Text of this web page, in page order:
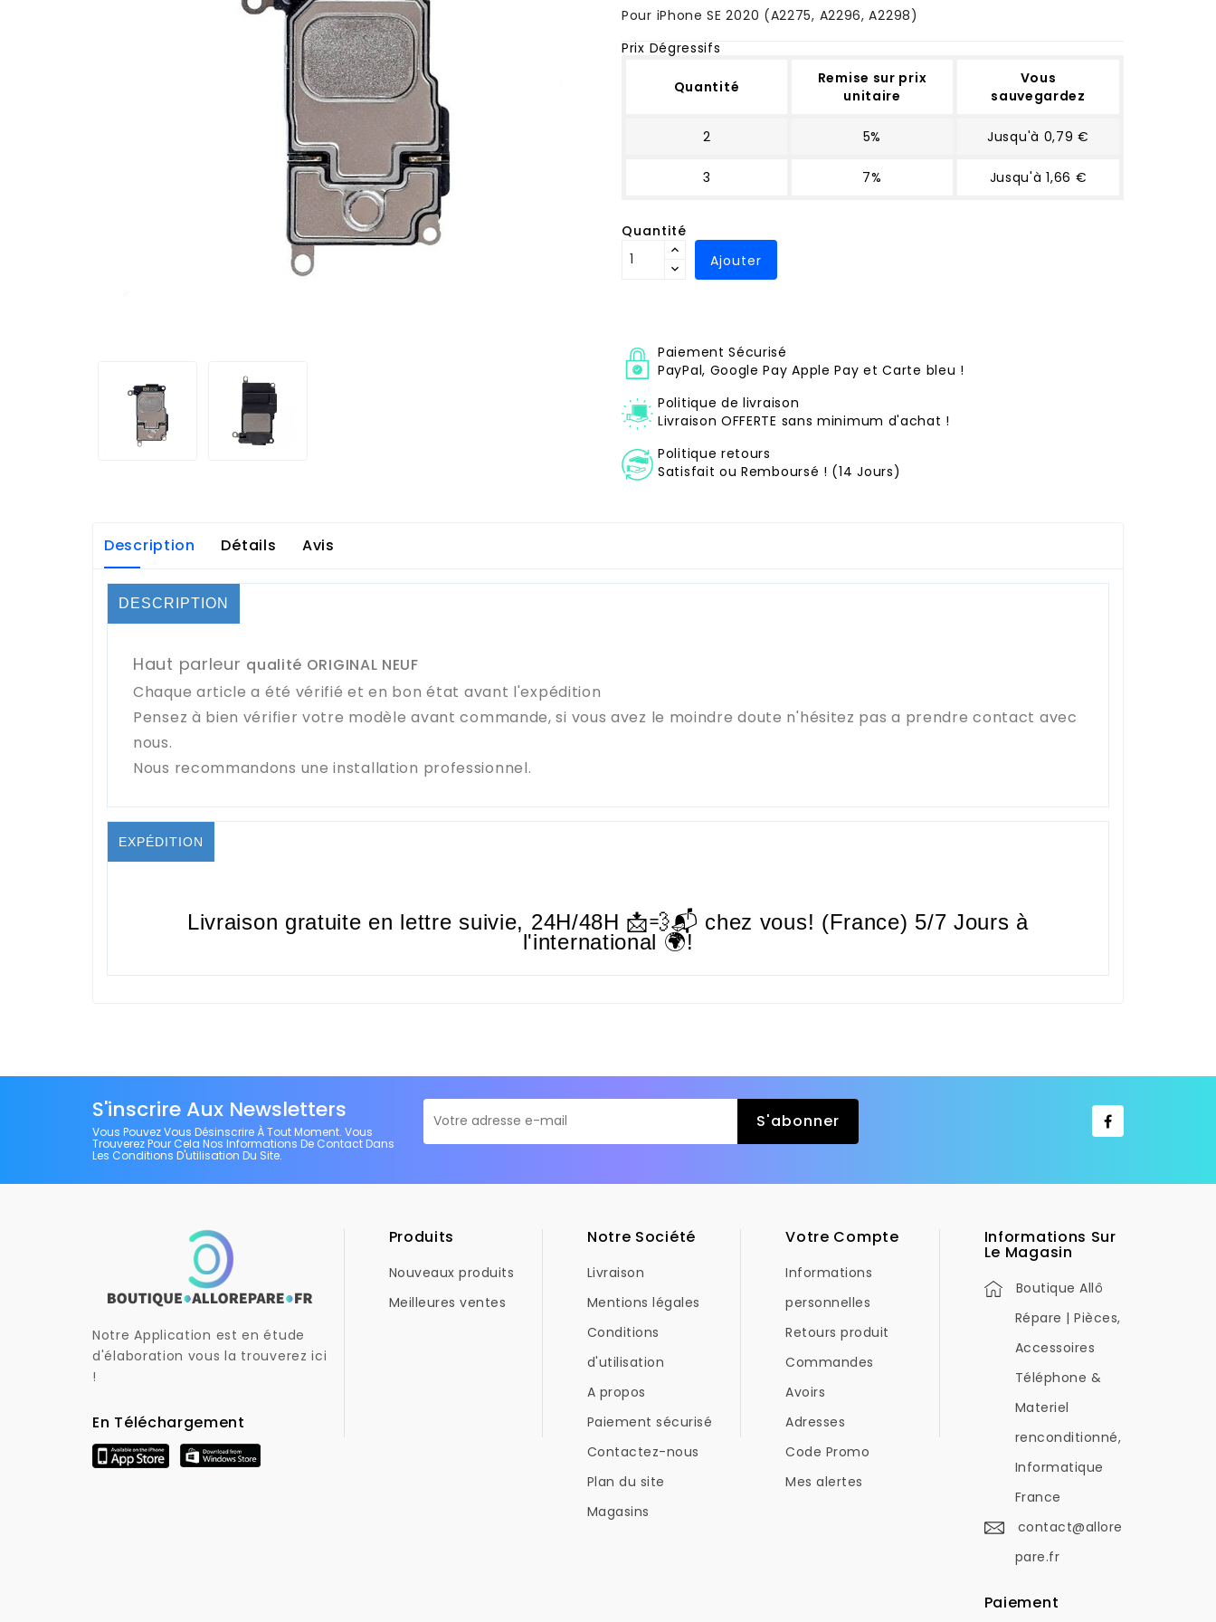
Pour iPhone SE 2020 (A2275, A2296, A2298)
Prix Dégressifs
Quantité
Remise sur prix
unitaire
Vous
sauvegardez
2 5% Jusqu'à 0,79 €
3 7% Jusqu'à 1,66 €
Quantité
Ajouter
Paiement Sécurisé
PayPal, Google Pay Apple Pay et Carte bleu !
Politique de livraison
Livraison OFFERTE sans minimum d'achat !
Politique retours
Satisfait ou Remboursé ! (14 Jours)
Description Détails Avis
DESCRIPTION
Haut parleur qualité ORIGINAL NEUF
Chaque article a été vérifié et en bon état avant l'expédition
Pensez à bien vérifier votre modèle avant commande, si vous avez le moindre doute n'hésitez pas a prendre contact avec
nous.
Nous recommandons une installation professionnel.
EXPÉDITION
Livraison gratuite en lettre suivie, 24H/48H 📩💨📬 chez vous! (France) 5/7 Jours à
l'international 🌍!
S'inscrire Aux Newsletters
Vous Pouvez Vous Désinscrire À Tout Moment. Vous
Trouverez Pour Cela Nos Informations De Contact Dans
Les Conditions D'utilisation Du Site.
Notre Application est en étude
d'élaboration vous la trouverez ici
!
En Téléchargement
Produits
Nouveaux produits
Meilleures ventes
Notre Société
Livraison
Mentions légales
Conditions
d'utilisation
A propos
Paiement sécurisé
Contactez-nous
Plan du site
Magasins
Votre Compte
Informations
personnelles
Retours produit
Commandes
Avoirs
Adresses
Code Promo
Mes alertes
Informations Sur
Le Magasin
Boutique Allô
Répare | Pièces,
Accessoires
Téléphone &
Materiel
renconditionné,
Informatique
France
contact@allore
pare.fr
Paiement